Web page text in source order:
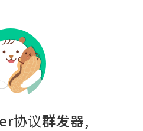
协议群发器,